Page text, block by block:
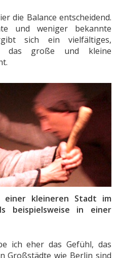
die Balance entscheidend.
und weniger bekannte
sich ein vielfältiges,
das große und kleine
einer kleineren Stadt im
beispielsweise in einer
ich eher das Gefühl, das
Großstädte wie Berlin sind